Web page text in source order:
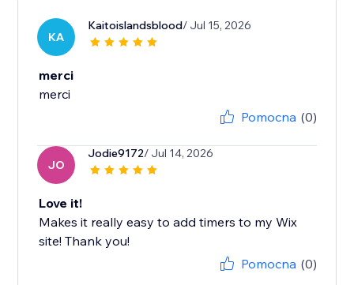
KA
Kaitoislandsblood/ Jul 15, 2026
merci
merci
Pomocna (0)
JO
Jodie9172/ Jul 14, 2026
Love it!
Makes it really easy to add timers to my Wix
site! Thank you!
Pomocna (0)